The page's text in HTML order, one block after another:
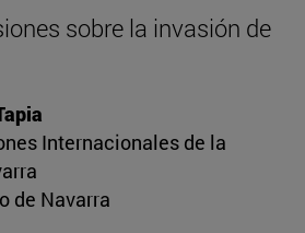
sobre la invasión de
Internacionales de la
de Navarra